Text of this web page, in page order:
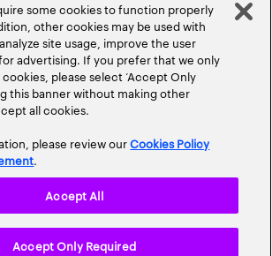
US CAREERSLOCATIONS
Site Map
some cookies to function properly
other cookies may be used with
site usage, improve the user
advertising. If you prefer that we only
please select ‘Accept Only
this banner without making other
all cookies.
please review ourCookies Policy
.
Accept Only Required
Accept All